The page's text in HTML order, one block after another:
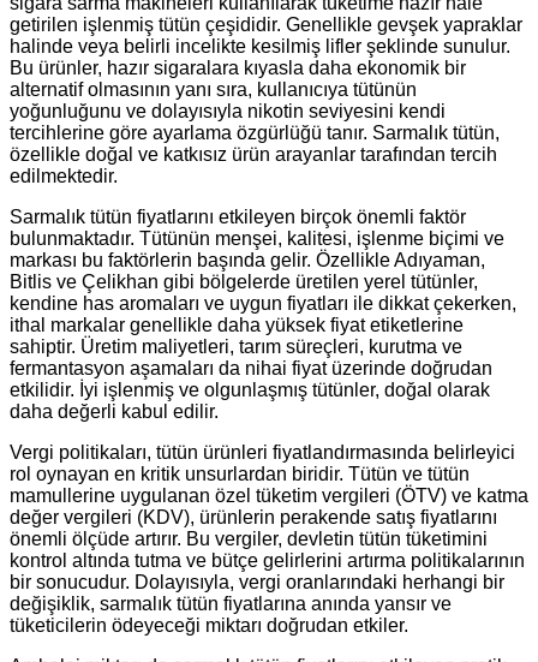
getirilen işlenmiş tütün çeşididir. Genellikle gevşek yapraklar
halinde veya belirli incelikte kesilmiş lifler şeklinde sunulur.
Bu ürünler, hazır sigaralara kıyasla daha ekonomik bir
alternatif olmasının yanı sıra, kullanıcıya tütünün
yoğunluğunu ve dolayısıyla nikotin seviyesini kendi
tercihlerine göre ayarlama özgürlüğü tanır. Sarmalık tütün,
özellikle doğal ve katkısız ürün arayanlar tarafından tercih
edilmektedir.
Sarmalık tütün fiyatlarını etkileyen birçok önemli faktör
bulunmaktadır. Tütünün menşei, kalitesi, işlenme biçimi ve
markası bu faktörlerin başında gelir. Özellikle Adıyaman,
Bitlis ve Çelikhan gibi bölgelerde üretilen yerel tütünler,
kendine has aromaları ve uygun fiyatları ile dikkat çekerken,
ithal markalar genellikle daha yüksek fiyat etiketlerine
sahiptir. Üretim maliyetleri, tarım süreçleri, kurutma ve
fermantasyon aşamaları da nihai fiyat üzerinde doğrudan
etkilidir. İyi işlenmiş ve olgunlaşmış tütünler, doğal olarak
daha değerli kabul edilir.
Vergi politikaları, tütün ürünleri fiyatlandırmasında belirleyici
rol oynayan en kritik unsurlardan biridir. Tütün ve tütün
mamullerine uygulanan özel tüketim vergileri (ÖTV) ve katma
değer vergileri (KDV), ürünlerin perakende satış fiyatlarını
önemli ölçüde artırır. Bu vergiler, devletin tütün tüketimini
kontrol altında tutma ve bütçe gelirlerini artırma politikalarının
bir sonucudur. Dolayısıyla, vergi oranlarındaki herhangi bir
değişiklik, sarmalık tütün fiyatlarına anında yansır ve
tüketicilerin ödeyeceği miktarı doğrudan etkiler.